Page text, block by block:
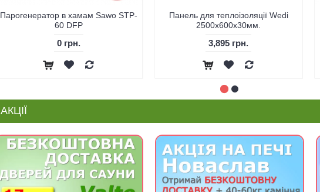
Парогенератор в хамам Sawo STP-
60 DFP
0 грн.
Панель для теплоізоляції Wedi
2500x600x30мм.
3,895 грн.
АКЦІЇ